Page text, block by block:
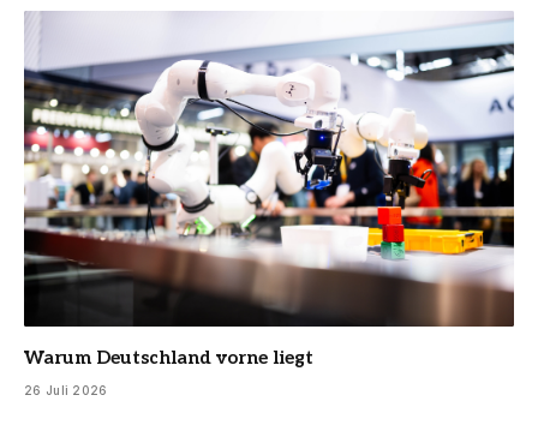
Warum Deutschland vorne liegt
26 Juli 2026